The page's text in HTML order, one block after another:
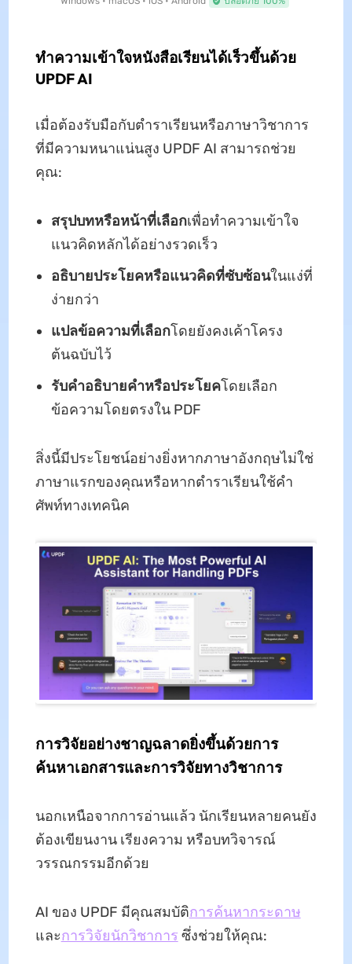
ทําความเข้าใจหนังสือเรียนได้เร็วขึ้นด้วย
UPDF AI
เมื่อต้องรับมือกับตําราเรียนหรือภาษาวิชาการ
ที่มีความหนาแน่นสูง UPDF AI สามารถช่วย
คุณ:
สรุปบทหรือหน้าที่เลือกเพื่อทําความเข้าใจ
แนวคิดหลักได้อย่างรวดเร็ว
อธิบายประโยคหรือแนวคิดที่ซับซ้อนในแง่ที่
ง่ายกว่า
แปลข้อความที่เลือกโดยยังคงเค้าโครง
ต้นฉบับไว้
รับคําอธิบายคําหรือประโยคโดยเลือก
ข้อความโดยตรงใน PDF
สิ่งนี้มีประโยชน์อย่างยิ่งหากภาษาอังกฤษไม่ใช่
ภาษาแรกของคุณหรือหากตําราเรียนใช้คํา
ศัพท์ทางเทคนิค
การวิจัยอย่างชาญฉลาดยิ่งขึ้นด้วยการ
ค้นหาเอกสารและการวิจัยทางวิชาการ
นอกเหนือจากการอ่านแล้ว นักเรียนหลายคนยัง
ต้องเขียนงาน เรียงความ หรือบทวิจารณ์
วรรณกรรมอีกด้วย
AI ของ UPDF มีคุณสมบัติการค้นหากระดาษ
และการวิจัยนักวิชาการ ซึ่งช่วยให้คุณ: